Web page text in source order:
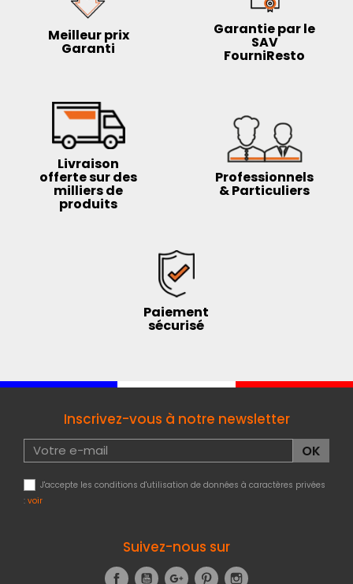
Meilleur prix
Garanti
Garantie par le
SAV
FourniResto
Livraison
offerte sur des
milliers de
produits
Professionnels
& Particuliers
Paiement
sécurisé
Inscrivez-vous à notre newsletter
J'accepte les conditions d'utilisation de données à caractères privées
: voir
Suivez-nous sur
FacebookYouTubeGoogle+Pinterest